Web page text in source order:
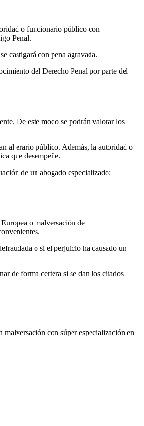
o funcionario público con
Penal.
castigará con pena agravada.
del Derecho Penal por parte del
De este modo se podrán valorar los
al erario público. Además, la autoridad o
que desempeñe.
de un abogado especializado:
o malversación de
o si el perjuicio ha causado un
de forma certera si se dan los citados
malversación con súper especialización en